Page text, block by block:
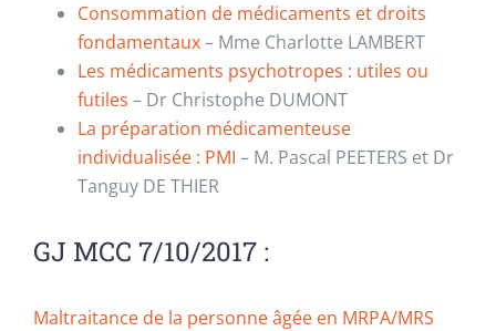
Consommation de médicaments et droits
fondamentaux– Mme Charlotte LAMBERT
Les médicaments psychotropes : utiles ou
futiles – Dr Christophe DUMONT
La préparation médicamenteuse
individualisée : PMI – M. Pascal PEETERS et Dr
Tanguy DE THIER
GJ MCC 7/10/2017 :
Maltraitance de la personne âgée en MRPA/MRS